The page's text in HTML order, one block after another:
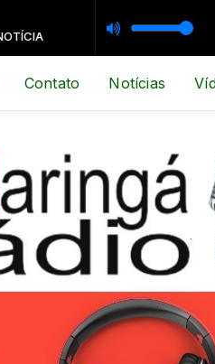
NOTÍCIA MÚSICA, ESPORTE E
Contato Notícias